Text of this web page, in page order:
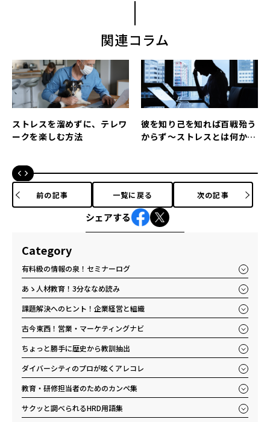
Category
有料級の情報の泉！セミナーログ
あゝ人材教育！3分ななめ読み
課題解決へのヒント！企業経営と組織
古今東西！営業・マーケティングナビ
ちょっと勝手に歴史から教訓抽出
ダイバーシティのプロが呟くアレコレ
教育・研修担当者のためのカンペ集
サクッと調べられるHRD用語集
関連コラム
ストレスを溜めずに、テレワ
ークを楽しむ方法
彼を知り己を知れば百戦殆う
からず～ストレスとは何かを
前の記事 一覧に戻る 次の記事
シェアする